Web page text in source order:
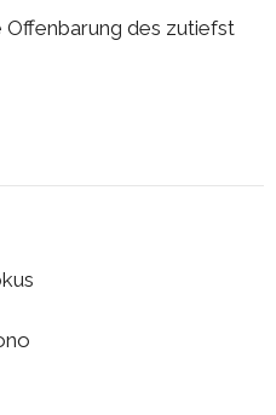
des zutiefst